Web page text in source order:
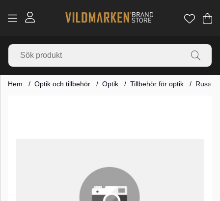
.
Hem Optik och tillbehör Optik Tillbehör för optik Rusan